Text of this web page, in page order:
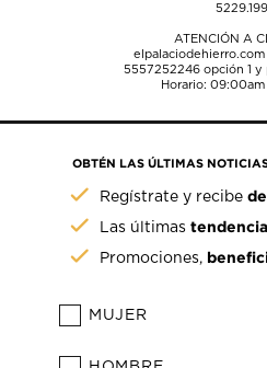
ATENCIÓN A
5557252246opción 1 y
Horario: 09:00am
OBTÉN LAS ÚLTIMAS
Regístrate y recibe
Las últimas
Promociones,
MUJER